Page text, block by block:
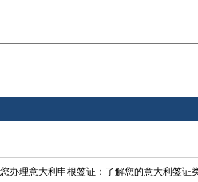
办理意大利申根签证：了解您的意大利签